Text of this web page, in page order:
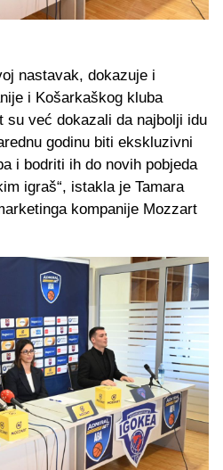
nastavak, dokazuje i
i Košarkaškog kluba
su već dokazali da najbolji idu
godinu biti ekskluzivni
i bodriti ih do novih pobjeda
igraš“, istakla je Tamara
kompanije Mozzart